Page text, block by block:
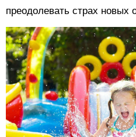
преодолевать страх